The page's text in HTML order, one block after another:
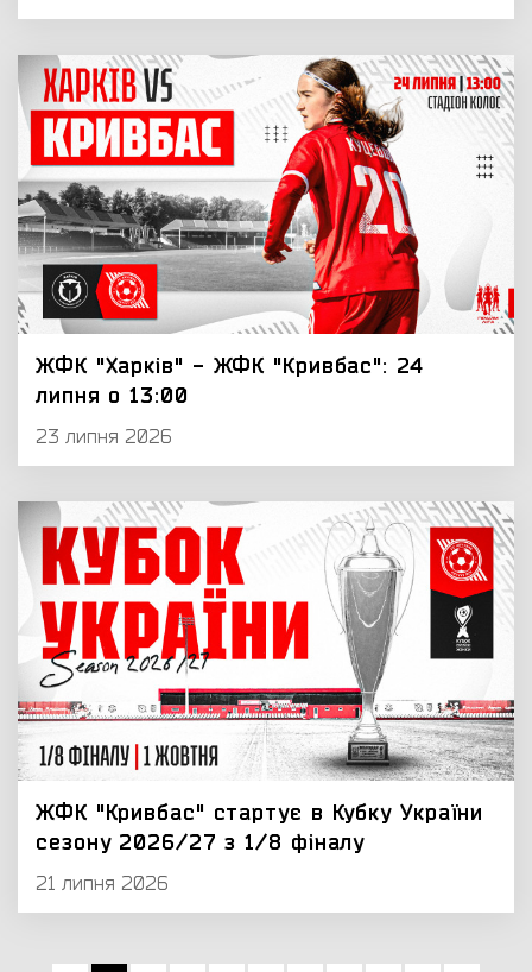
ЖФК "Харків" - ЖФК "Кривбас": 24
липня о 13:00
23 липня 2026
ЖФК "Кривбас" стартує в Кубку України
сезону 2026/27 з 1/8 фіналу
21 липня 2026